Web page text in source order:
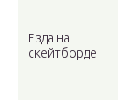
Езда на
скейтборде